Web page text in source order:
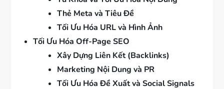
Thẻ Meta và Tiêu Đề
Tối Ưu Hóa URL và Hình Ảnh
Tối Ưu Hóa Off-Page SEO
Xây Dựng Liên Kết (Backlinks)
Marketing Nội Dung và PR
Tối Ưu Hóa Đề Xuất và Social Signals